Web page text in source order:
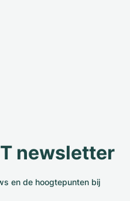
newsletter
en de hoogtepunten bij